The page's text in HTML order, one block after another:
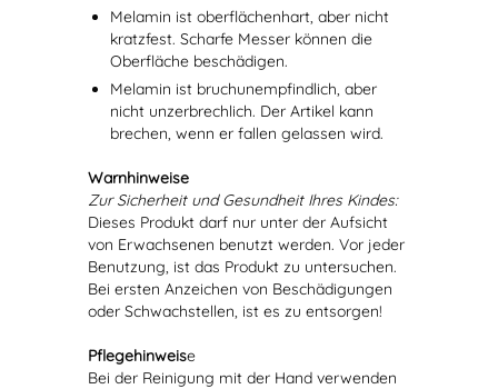
Melamin ist oberflächenhart, aber nicht
kratzfest. Scharfe Messer können die
Oberfläche beschädigen.
Melamin ist bruchunempfindlich, aber
nicht unzerbrechlich. Der Artikel kann
brechen, wenn er fallen gelassen wird.
Warnhinweise
Zur Sicherheit und Gesundheit Ihres Kindes:
Dieses Produkt darf nur unter der Aufsicht
von Erwachsenen benutzt werden. Vor jeder
Benutzung, ist das Produkt zu untersuchen.
Bei ersten Anzeichen von Beschädigungen
oder Schwachstellen, ist es zu entsorgen!
Pflegehinweise
Bei der Reinigung mit der Hand verwenden